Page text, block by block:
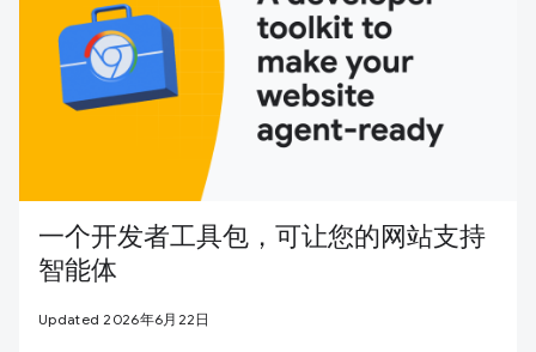
一个开发者工具包，可让您的网站支持
智能体
Updated 2026年6月22日